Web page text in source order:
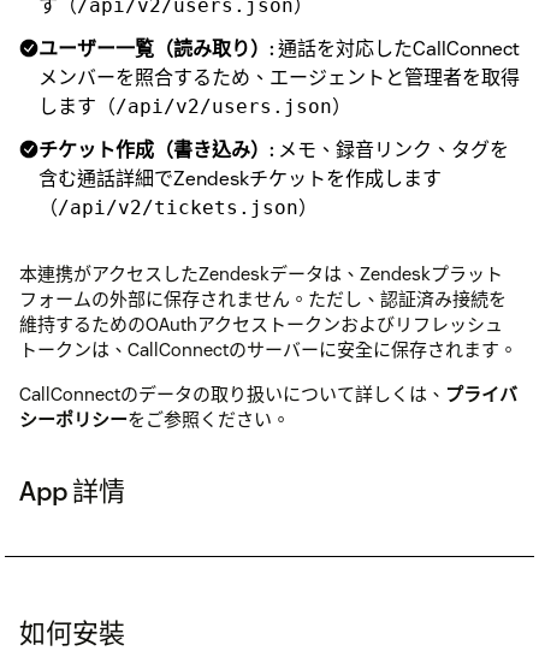
す（/api/v2/users.json）
ユーザー一覧（読み取り）:通話を対応したCallConnect
メンバーを照合するため、エージェントと管理者を取得
します（/api/v2/users.json）
チケット作成（書き込み）: メモ、録音リンク、タグを
含む通話詳細でZendeskチケットを作成します
（/api/v2/tickets.json）
本連携がアクセスしたZendeskデータは、Zendeskプラット
フォームの外部に保存されません。ただし、認証済み接続を
維持するためのOAuthアクセストークンおよびリフレッシュ
トークンは、CallConnectのサーバーに安全に保存されます。
CallConnectのデータの取り扱いについて詳しくは、 プライバ
シーポリシーをご参照ください。
App 詳情
如何安裝